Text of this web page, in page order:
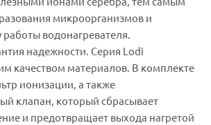
микроорганизмов и
водонагревателя.
надежности. Серия Lodi
качеством материалов. В комплекте
ионизации, а также
клапан, который сбрасывает
и предотвращает выхода нагретой